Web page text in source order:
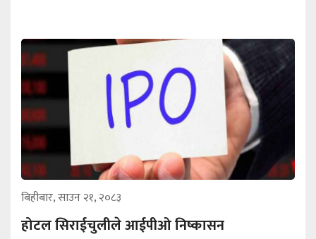
बिहीबार, साउन २१, २०८३
होटल सिराईचुलीले आईपीओ निष्कासन